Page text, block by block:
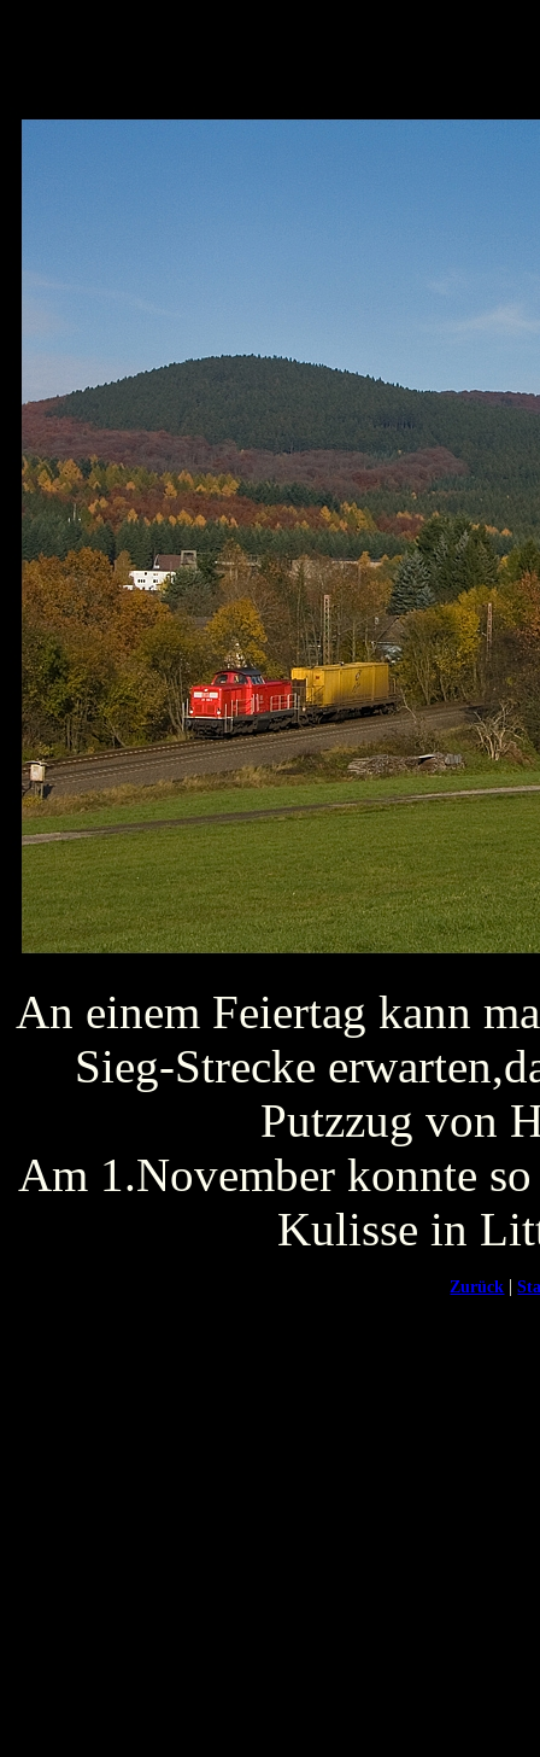
An einem Feiertag kann
Sieg-Strecke
Putzzug von
Am 1.November konnte
Kulisse in
Zurück |